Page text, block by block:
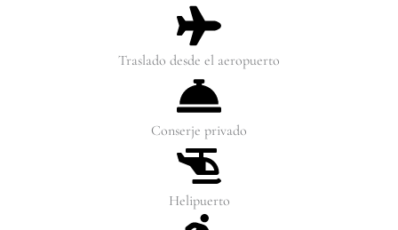
Traslado desde el aeropuerto
Conserje privado
Helipuerto